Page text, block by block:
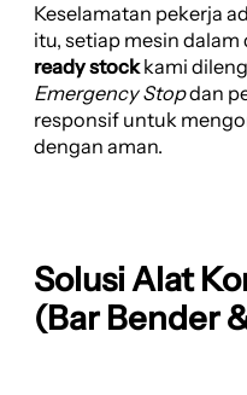
Keselamatan pekerja
itu, setiap mesin dalam
ready stockkami
Emergency Stopdan
responsif untuk
dengan aman.
Solusi Alat
(Bar Bender